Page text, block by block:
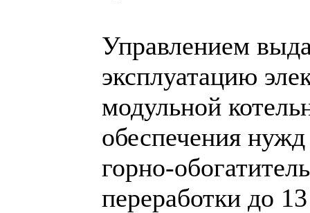
Управлением
эксплуатацию
модульной
обеспечения
горно-
переработки до